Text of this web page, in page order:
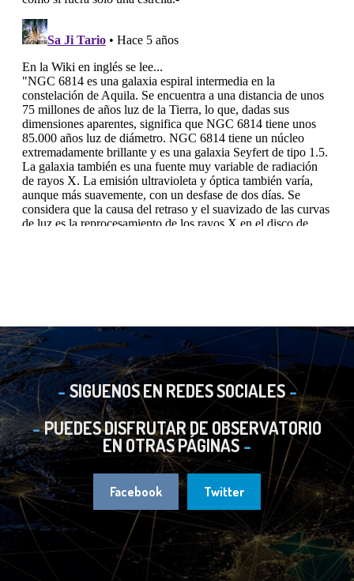
SIGUENOS EN REDES SOCIALES
PUEDES DISFRUTAR DE OBSERVATORIO
EN OTRAS PÁGINAS
Facebook Twitter